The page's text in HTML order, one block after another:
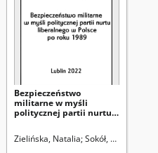
Sokół, Wojciech (1960- ). Promotor
Bezpieczeństwo
militarne w myśli
politycznej partii nurtu
Zielińska, Natalia Sokół, Wojciech